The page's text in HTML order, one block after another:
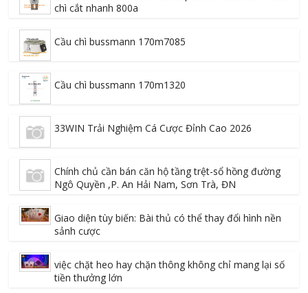
chì cắt nhanh 800a
Cầu chì bussmann 170m7085
Cầu chì bussmann 170m1320
33WIN Trải Nghiệm Cá Cược Đỉnh Cao 2026
Chính chủ cần bán căn hộ tầng trệt-sổ hồng đường
Ngô Quyền ,P. An Hải Nam, Sơn Trà, ĐN
Giao diện tùy biến: Bài thủ có thể thay đổi hình nền
sảnh cược
việc chặt heo hay chặn thông không chỉ mang lại số
tiền thưởng lớn